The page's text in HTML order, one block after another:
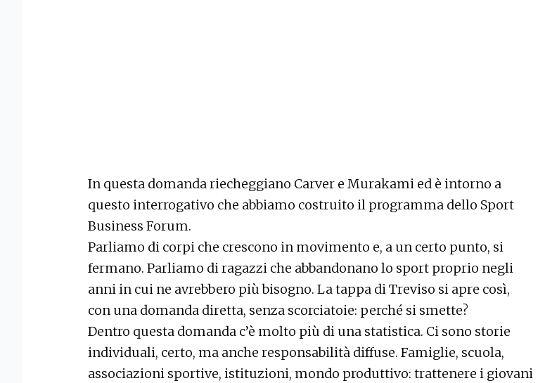
In questa domanda riecheggiano Carver e Murakami ed è intorno a
questo interrogativo che abbiamo costruito il programma dello Sport
Business Forum.
Parliamo di corpi che crescono in movimento e, a un certo punto, si
fermano. Parliamo di ragazzi che abbandonano lo sport proprio negli
anni in cui ne avrebbero più bisogno. La tappa di Treviso si apre così,
con una domanda diretta, senza scorciatoie: perché si smette?
Dentro questa domanda c’è molto più di una statistica. Ci sono storie
individuali, certo, ma anche responsabilità diffuse. Famiglie, scuola,
associazioni sportive, istituzioni, mondo produttivo: trattenere i giovani